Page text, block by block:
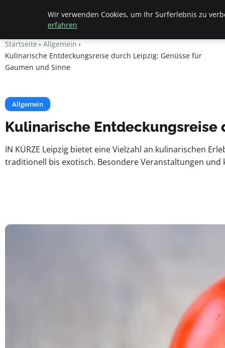
Beyond Surface
Startseite
Allgemein
Kulinarische Entdeckungsreise durch Leipzig: Genüsse für
Gaumen und Sinne
Allgemein
Kulinarische Entdeckungsreise
IN KÜRZE Leipzig bietet eine Vielzahl an kulinarischen
traditionell bis exotisch. Besondere Veranstaltungen
Wir verwenden Cookies, um Ihr Surferlebnis zu
erfahren